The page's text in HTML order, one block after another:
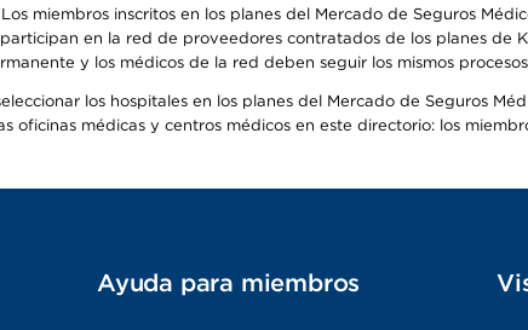
miembros inscritos en los planes del Mercado de Seguros
en la red de proveedores contratados de los planes de
y los médicos de la red deben seguir los mismos
los hospitales en los planes del Mercado de Seguros
médicas y centros médicos en este directorio: los
Ayuda para miembros